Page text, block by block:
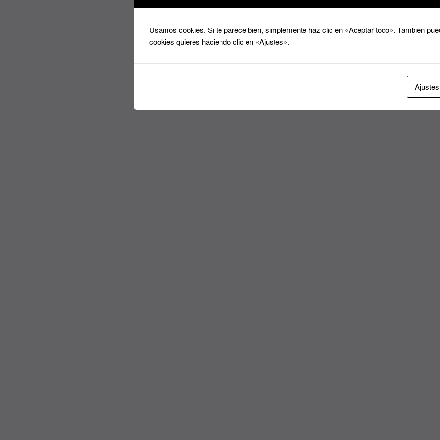
Usamos cookies. Si te parece bien, simplemente haz clic en «Aceptar todo». También
cookies quieres haciendo clic en «Ajustes».
Ajustes